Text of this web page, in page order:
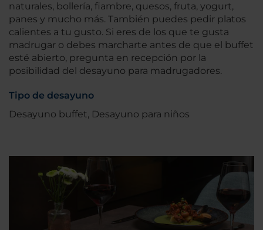
naturales, bollería, fiambre, quesos, fruta, yogurt,
panes y mucho más. También puedes pedir platos
calientes a tu gusto. Si eres de los que te gusta
madrugar o debes marcharte antes de que el buffet
esté abierto, pregunta en recepción por la
posibilidad del desayuno para madrugadores.
Tipo de desayuno
Desayuno buffet, Desayuno para niños